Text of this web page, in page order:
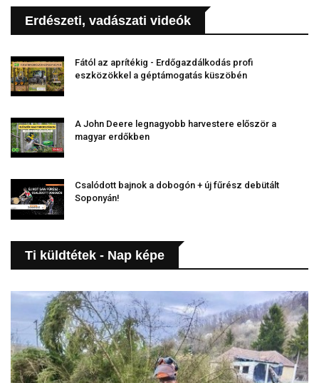
Erdészeti, vadászati videók
Fától az aprítékig - Erdőgazdálkodás profi
eszközökkel a géptámogatás küszöbén
A John Deere legnagyobb harvestere először a
magyar erdőkben
Csalódott bajnok a dobogón + új fűrész debütált
Soponyán!
Ti küldtétek - Nap képe